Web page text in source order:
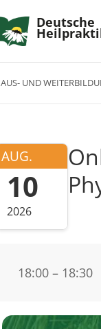
Deutsche
AUS- UND
AUG.
10
2026
18:00 – 18:30